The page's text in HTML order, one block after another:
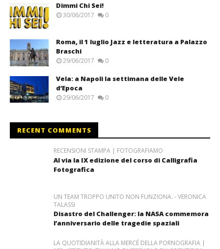
Dimmi Chi Sei!
30/06/2017 0
Roma, il 1 luglio Jazz e letteratura a Palazzo
Braschi
29/06/2017 0
Vela: a Napoli la settimana delle Vele
d’Epoca
29/06/2017 0
RECENT COMMENTS
RECENSIONI STAMPA | FOTOGRAFIAMO
Al via la IX edizione del corso di Calligrafia
Fotografica
UN TEAM TROPPO UNITO NON FUNZIONA. - VERONICA
TALASSI
Disastro del Challenger: la NASA commemora
l’anniversario delle tragedie spaziali
LA QUOTIDIANITÀ ALLA MERCÉ DELLA PORNOGRAFIA |